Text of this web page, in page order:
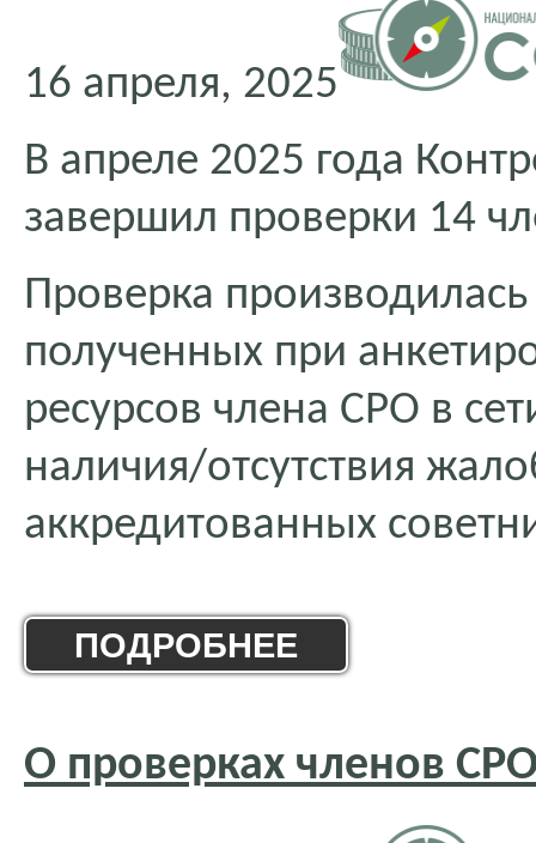
16 апреля, 2025
В апреле 2025 года
завершил проверки 14
Проверка
полученных при
ресурсов члена СРО в
наличия/отсутствия
аккредитованных
ПОДРОБНЕЕ
О проверках членов